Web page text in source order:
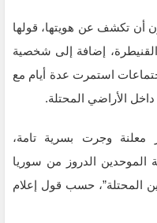
أن تكشف عن هويتها، قولها
إضافة إلى شخصية
استمرت عدة أيام مع
الأراضي المحتلة.
معلنة وجرت بسرية تامة،
الموحدين الدروز من سوريا
المحتلة”، حسب قول إعلام